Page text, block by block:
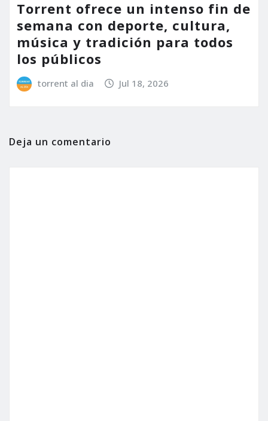
Torrent ofrece un intenso fin de
semana con deporte, cultura,
música y tradición para todos
los públicos
torrent al dia Jul 18, 2026
Deja un comentario